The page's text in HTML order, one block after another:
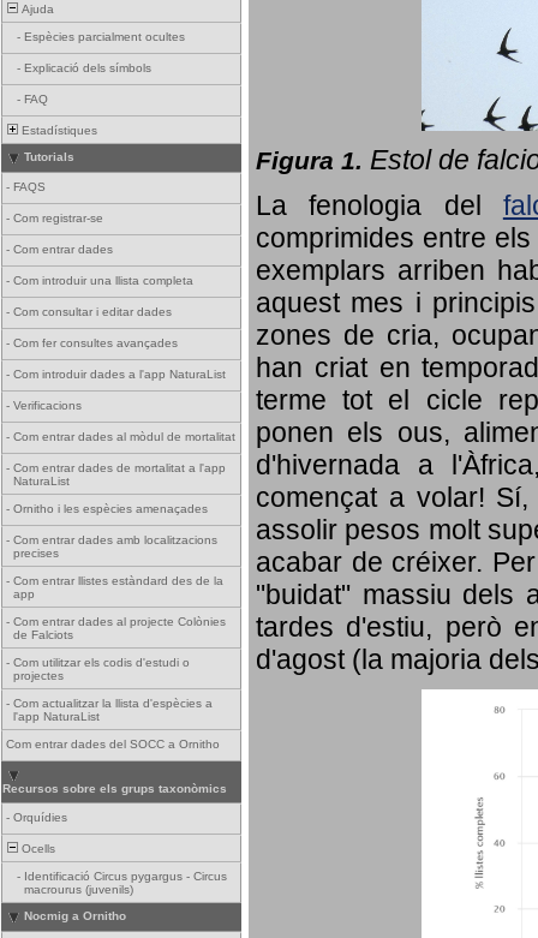
Ajuda
- Espècies parcialment ocultes
- Explicació dels símbols
- FAQ
Estadístiques
Tutorials
- FAQS
- Com registrar-se
- Com entrar dades
- Com introduir una llista completa
- Com consultar i editar dades
- Com fer consultes avançades
- Com introduir dades a l'app NaturaList
- Verificacions
- Com entrar dades al mòdul de mortalitat
- Com entrar dades de mortalitat a l'app
NaturaList
- Ornitho i les espècies amenaçades
- Com entrar dades amb localitzacions
precises
- Com entrar llistes estàndard des de la
app
- Com entrar dades al projecte Colònies
de Falciots
- Com utilitzar els codis d'estudi o
projectes
- Com actualitzar la llista d'espècies a
l'app NaturaList
Com entrar dades del SOCC a Ornitho
Recursos sobre els grups taxonòmics
- Orquídies
Ocells
- Identificació Circus pygargus - Circus
macrourus (juvenils)
Nocmig a Ornitho
Figura 1. Estol de
La fenologia del
comprimides entre
exemplars arriben
aquest mes i
zones de cria,
han criat en
terme tot el cicle
ponen els ous,
d'hivernada a
començat a volar!
assolir pesos molt
acabar de créixer.
"buidat" massiu dels
tardes d'estiu, però
d'agost (la majoria